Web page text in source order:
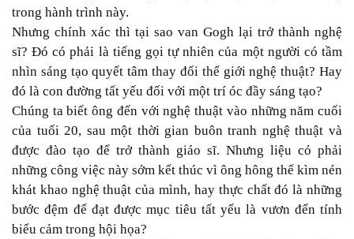
trong hành trình này.
Nhưng chính xác thì tại sao van Gogh lại trở thành nghệ
sĩ? Đó có phải là tiếng gọi tự nhiên của một người có tầm
nhìn sáng tạo quyết tâm thay đổi thế giới nghệ thuật? Hay
đó là con đường tất yếu đối với một trí óc đầy sáng tạo?
Chúng ta biết ông đến với nghệ thuật vào những năm cuối
của tuổi 20, sau một thời gian buôn tranh nghệ thuật và
được đào tạo để trở thành giáo sĩ. Nhưng liệu có phải
những công việc này sớm kết thúc vì ông hông thể kìm nén
khát khao nghệ thuật của mình, hay thực chất đó là những
bước đệm để đạt được mục tiêu tất yếu là vươn đến tính
biểu cảm trong hội họa?